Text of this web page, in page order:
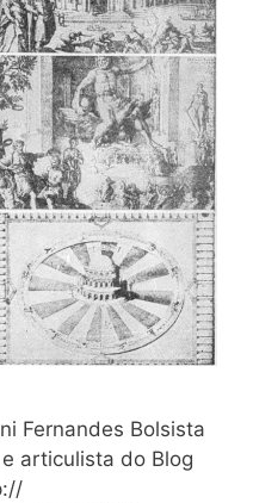
Fernandes Bolsista
articulista do Blog